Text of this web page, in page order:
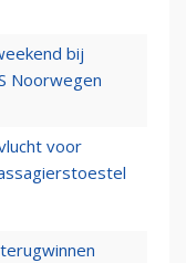
bij
Noorwegen
voor